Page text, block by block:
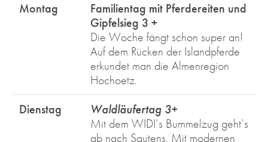
Montag
Familientag mit Pferdereiten und
Gipfelsieg 3 +
Die Woche fängt schon super an!
Auf dem Rücken der Islandpferde
erkundet man die Almenregion
Hochoetz.
Dienstag
Waldläufertag 3+
Mit dem WIDI’s Bummelzug geht’s
ab nach Sautens. Mit modernen